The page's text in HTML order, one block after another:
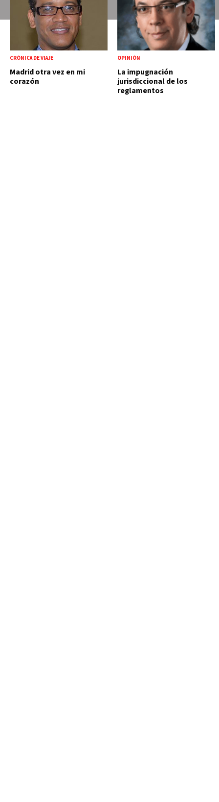
CRÓNICA DE VIAJE
Madrid otra vez en mi
corazón
OPINIÓN
La impugnación
jurisdiccional de los
reglamentos